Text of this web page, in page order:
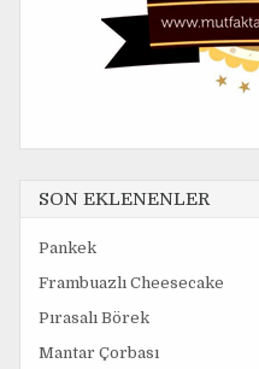
SON EKLENENLER
Pankek
Frambuazlı Cheesecake
Pırasalı Börek
Mantar Çorbası